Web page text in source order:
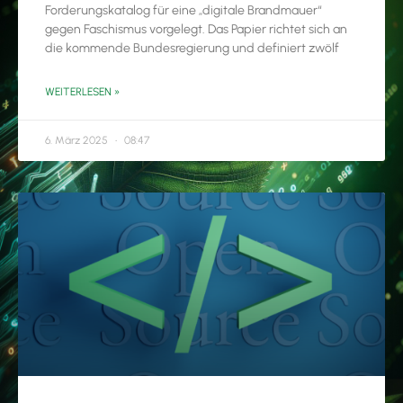
Forderungskatalog für eine „digitale Brandmauer“
gegen Faschismus vorgelegt. Das Papier richtet sich an
die kommende Bundesregierung und definiert zwölf
WEITERLESEN »
6. März 2025 08:47